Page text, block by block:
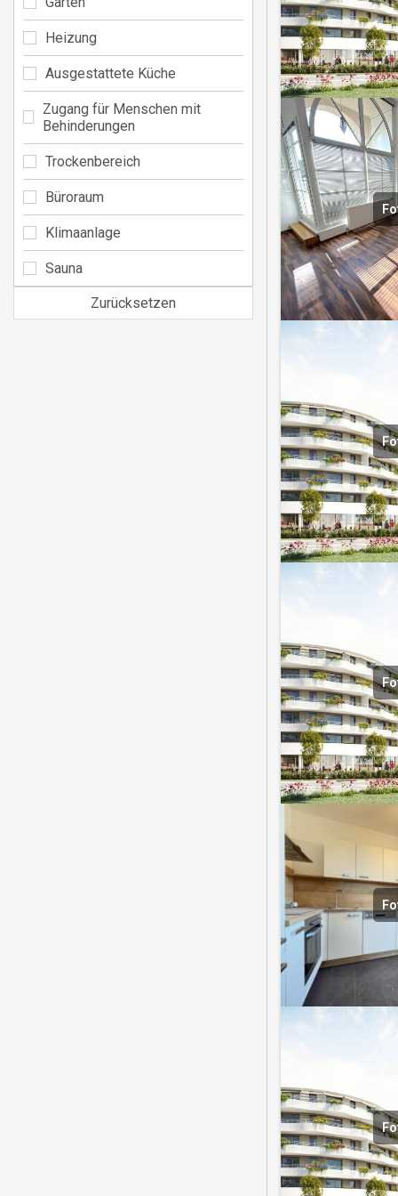
Heizung
Ausgestattete Küche
Zugang für Menschen mit
Behinderungen
Trockenbereich
Büroraum
Klimaanlage
Sauna
Zurücksetzen